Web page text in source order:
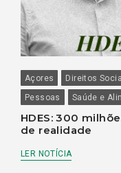
Açores Direitos
Pessoas
Saúde e
HDES: 300
de realidade
LER NOTÍCIA